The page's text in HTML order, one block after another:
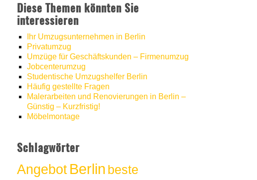
werkenntdenBESTEN.de
Diese Themen könnten Sie
interessieren
Ihr Umzugsunternehmen in Berlin
Privatumzug
Umzüge für Geschäftskunden – Firmenumzug
Jobcenterumzug
Studentische Umzugshelfer Berlin
Häufig gestellte Fragen
Malerarbeiten und Renovierungen in Berlin –
Günstig – Kurzfristig!
Möbelmontage
Schlagwörter
AngebotBerlin beste